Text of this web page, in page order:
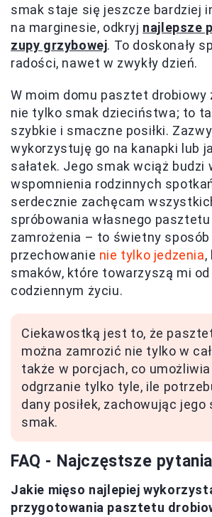
smak staje się jeszcze bardziej
na marginesie, odkryj najlepsze
zupy grzybowej. To doskonały
radości, nawet w zwykły dzień.
W moim domu pasztet drobiowy
nie tylko smak dzieciństwa; to
szybkie i smaczne posiłki.
wykorzystuję go na kanapki lub
sałatek. Jego smak wciąż budzi
wspomnienia rodzinnych
serdecznie zachęcam
spróbowania własnego
zamrożenia – to świetny sposób
przechowanie nie tylko jedzenia,
smaków, które towarzyszą mi
codziennym życiu.
Ciekawostką jest to, że
można zamrozić nie tylko w
także w porcjach, co
odgrzanie tylko tyle, ile
dany posiłek, zachowując jego
smak.
FAQ - Najczęstsze pytania
Jakie mięso najlepiej
przygotowania pasztetu